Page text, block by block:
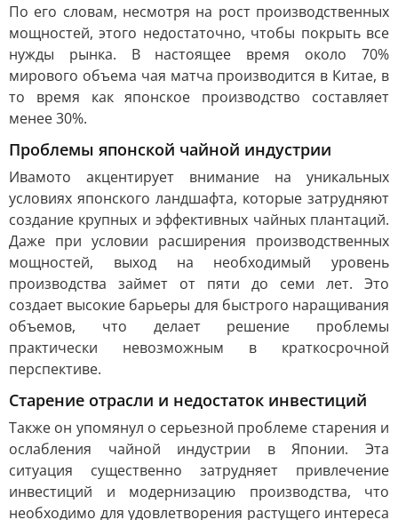
По его словам, несмотря на рост производственных
мощностей, этого недостаточно, чтобы покрыть все
нужды рынка. В настоящее время около 70%
мирового объема чая матча производится в Китае, в
то время как японское производство составляет
менее 30%.
Проблемы японской чайной индустрии
Ивамото акцентирует внимание на уникальных
условиях японского ландшафта, которые затрудняют
создание крупных и эффективных чайных плантаций.
Даже при условии расширения производственных
мощностей, выход на необходимый уровень
производства займет от пяти до семи лет. Это
создает высокие барьеры для быстрого наращивания
объемов, что делает решение проблемы
практически невозможным в краткосрочной
перспективе.
Старение отрасли и недостаток инвестиций
Также он упомянул о серьезной проблеме старения и
ослабления чайной индустрии в Японии. Эта
ситуация существенно затрудняет привлечение
инвестиций и модернизацию производства, что
необходимо для удовлетворения растущего интереса